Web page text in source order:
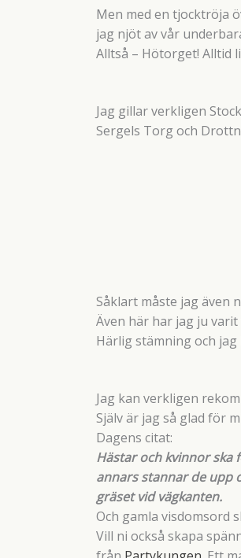
Men med en tjocktröja
jag njöt av vår
Alltså – Hötorget! Alltid
Jag gillar verkligen
Sergels Torg och
Såklart måste jag även
Även här har jag ju
Härlig stämning och
Jag kan verkligen
Själv är jag så glad för
Dagens citat:
Hästar och kvinnor ska
annars stannar de upp
gräset vid vägkanten.
Och gamla visdomsord
Vill ni också skapa